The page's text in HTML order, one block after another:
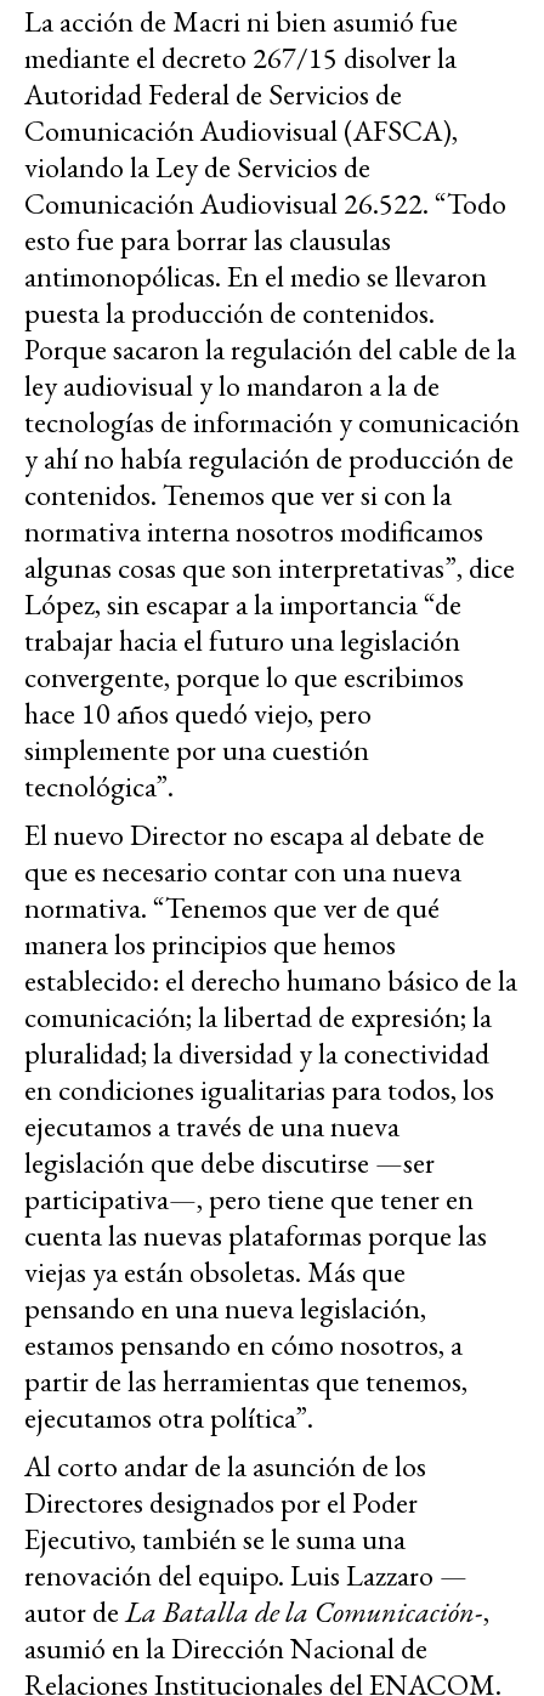
La acción de Macri ni bien asumió fue
mediante el decreto 267/15 disolver la
Autoridad Federal de Servicios de
Comunicación Audiovisual (AFSCA),
violando la Ley de Servicios de
Comunicación Audiovisual 26.522. “Todo
esto fue para borrar las clausulas
antimonopólicas. En el medio se llevaron
puesta la producción de contenidos.
Porque sacaron la regulación del cable de la
ley audiovisual y lo mandaron a la de
tecnologías de información y comunicación
y ahí no había regulación de producción de
contenidos. Tenemos que ver si con la
normativa interna nosotros modificamos
algunas cosas que son interpretativas”, dice
López, sin escapar a la importancia “de
trabajar hacia el futuro una legislación
convergente, porque lo que escribimos
hace 10 años quedó viejo, pero
simplemente por una cuestión
tecnológica”.
El nuevo Director no escapa al debate de
que es necesario contar con una nueva
normativa. “Tenemos que ver de qué
manera los principios que hemos
establecido: el derecho humano básico de la
comunicación; la libertad de expresión; la
pluralidad; la diversidad y la conectividad
en condiciones igualitarias para todos, los
ejecutamos a través de una nueva
legislación que debe discutirse —ser
participativa—, pero tiene que tener en
cuenta las nuevas plataformas porque las
viejas ya están obsoletas. Más que
pensando en una nueva legislación,
estamos pensando en cómo nosotros, a
partir de las herramientas que tenemos,
ejecutamos otra política”.
Al corto andar de la asunción de los
Directores designados por el Poder
Ejecutivo, también se le suma una
renovación del equipo. Luis Lazzaro —
autor deLa Batalla de la Comunicación-,
asumió en la Dirección Nacional de
Relaciones Institucionales del ENACOM.